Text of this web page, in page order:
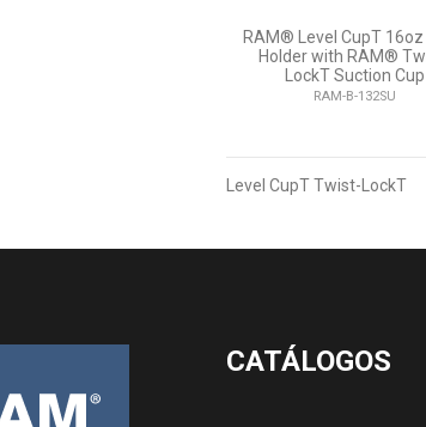
RAM® Level CupT 16oz
Holder with RAM®
LockT Suction Cup
RAM-B-132SU
Level CupT Twist-LockT
CATÁLOGOS